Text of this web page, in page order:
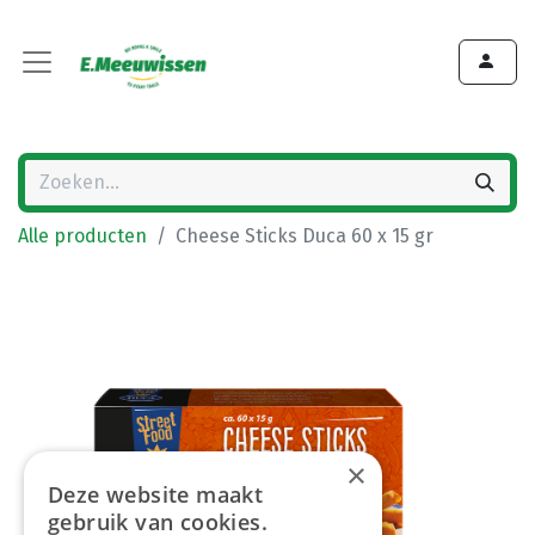
Alle producten Cheese Sticks Duca 60 x 15 gr
×
Deze website maakt
gebruik van cookies.